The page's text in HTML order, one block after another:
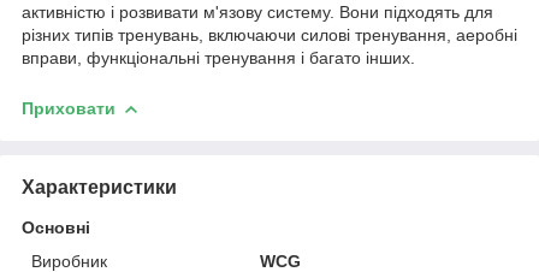
активністю і розвивати м'язову систему. Вони підходять для
різних типів тренувань, включаючи силові тренування, аеробні
вправи, функціональні тренування і багато інших.
Приховати
Характеристики
Основні
Виробник
WCG